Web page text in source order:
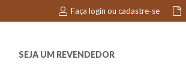
Faça login ou cadastre-se
SEJA UM REVENDEDOR
SEJA UM REVENDEDOR